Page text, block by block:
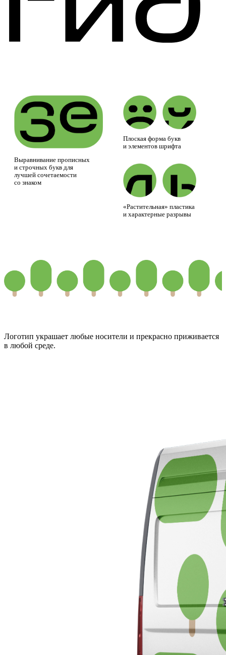
Выравнивание прописных
и строчных букв для
лучшей сочетаемости
со знаком
Плоская форма букв
и элементов шрифта
«Растительная» пластика
и характерные разрывы
Логотип украшает любые носители и прекрасно приживается
в любой среде.